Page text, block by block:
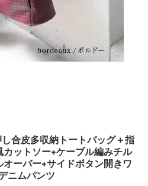
合皮多収納トートバッグ＋指
カットソー+ケーブル編みチル
オーバー+サイドボタン開きワ
ニムパンツ